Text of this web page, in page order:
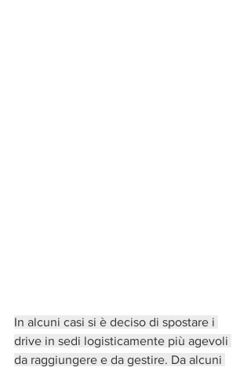
In alcuni casi si è deciso di spostare i
drive in sedi logisticamente più agevoli
da raggiungere e da gestire. Da alcuni